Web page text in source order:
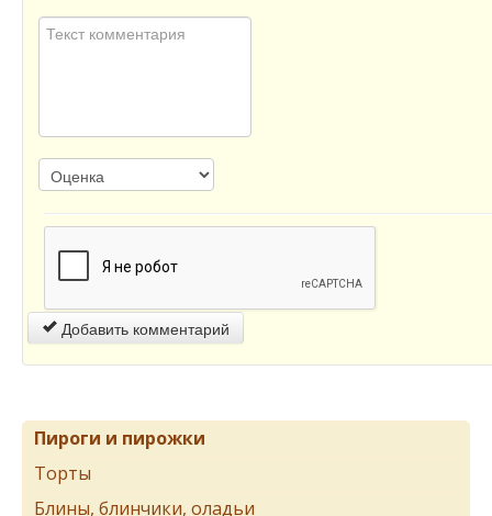
Добавить комментарий
Пироги и пирожки
Торты
Блины, блинчики, оладьи